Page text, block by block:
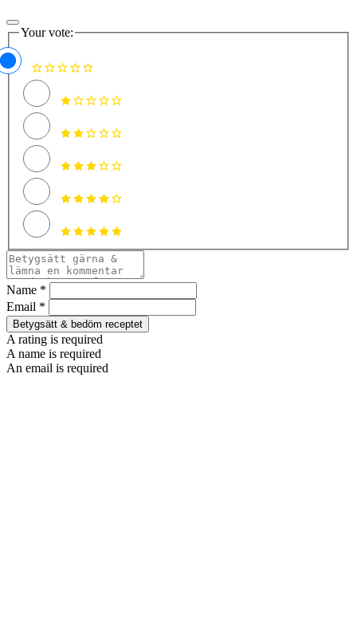
Your vote:
Name *
Email *
Betygsätt & bedöm receptet
A rating is required
A name is required
An email is required